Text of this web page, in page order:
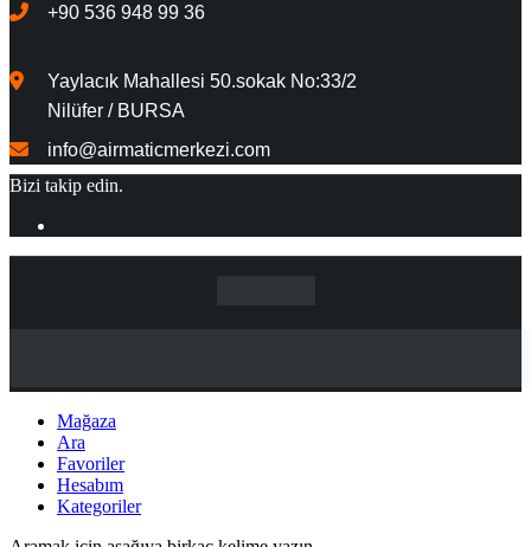
+90 536 948 99 36
Yaylacık Mahallesi 50.sokak No:33/2
Nilüfer / BURSA
info@airmaticmerkezi.com
Bizi takip edin.
Mağaza
Ara
Favoriler
Hesabım
Kategoriler